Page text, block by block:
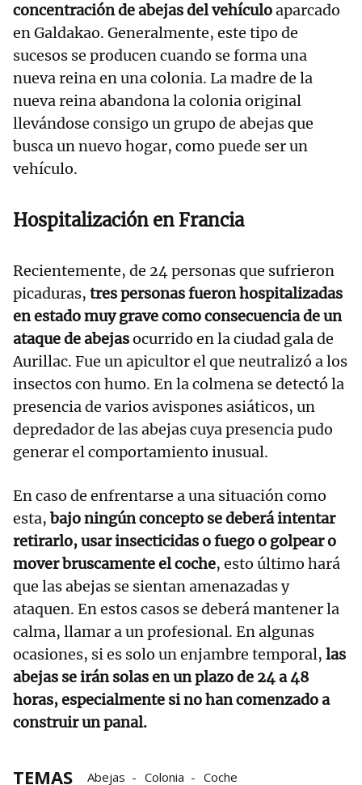
concentración de abejas del vehículoaparcado
en Galdakao. Generalmente, este tipo de
sucesos se producen cuando se forma una
nueva reina en una colonia. La madre de la
nueva reina abandona la colonia original
llevándose consigo un grupo de abejas que
busca un nuevo hogar, como puede ser un
vehículo.
Hospitalización en Francia
Recientemente, de 24 personas que sufrieron
picaduras, tres personas fueron hospitalizadas
en estado muy grave como consecuencia de un
ataque de abejasocurrido en la ciudad gala de
Aurillac. Fue un apicultor el que neutralizó a los
insectos con humo. En la colmena se detectó la
presencia de varios avispones asiáticos, un
depredador de las abejas cuya presencia pudo
generar el comportamiento inusual.
En caso de enfrentarse a una situación como
esta, bajo ningún concepto se deberá intentar
retirarlo, usar insecticidas o fuego o golpear o
mover bruscamente el coche, esto último hará
que las abejas se sientan amenazadas y
ataquen. En estos casos se deberá mantener la
calma, llamar a un profesional. En algunas
ocasiones, si es solo un enjambre temporal, las
abejas se irán solas en un plazo de 24 a 48
horas, especialmente si no han comenzado a
construir un panal.
TEMAS Abejas Colonia Coche